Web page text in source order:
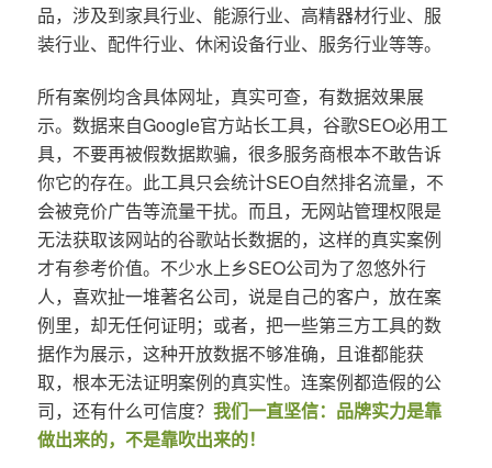
品，涉及到家具行业、能源行业、高精器材行业、服
装行业、配件行业、休闲设备行业、服务行业等等。
所有案例均含具体网址，真实可查，有数据效果展
示。数据来自Google官方站长工具，谷歌SEO必用工
具，不要再被假数据欺骗，很多服务商根本不敢告诉
你它的存在。此工具只会统计SEO自然排名流量，不
会被竞价广告等流量干扰。而且，无网站管理权限是
无法获取该网站的谷歌站长数据的，这样的真实案例
才有参考价值。不少水上乡SEO公司为了忽悠外行
人，喜欢扯一堆著名公司，说是自己的客户，放在案
例里，却无任何证明；或者，把一些第三方工具的数
据作为展示，这种开放数据不够准确，且谁都能获
取，根本无法证明案例的真实性。连案例都造假的公
司，还有什么可信度？ 我们一直坚信：品牌实力是靠
做出来的，不是靠吹出来的！